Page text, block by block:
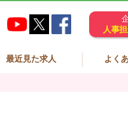
人事
最近見た求人 よく